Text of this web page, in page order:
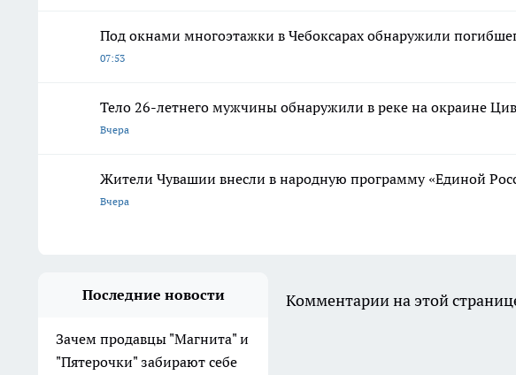
Под окнами многоэтажки в Чебоксарах обнаружили
07:53
Тело 26-летнего мужчины обнаружили в реке на окраине
Вчера
Жители Чувашии внесли в народную программу «Единой
Вчера
Последние новости
Зачем продавцы "Магнита" и
"Пятерочки" забирают себе
Комментарии на этой